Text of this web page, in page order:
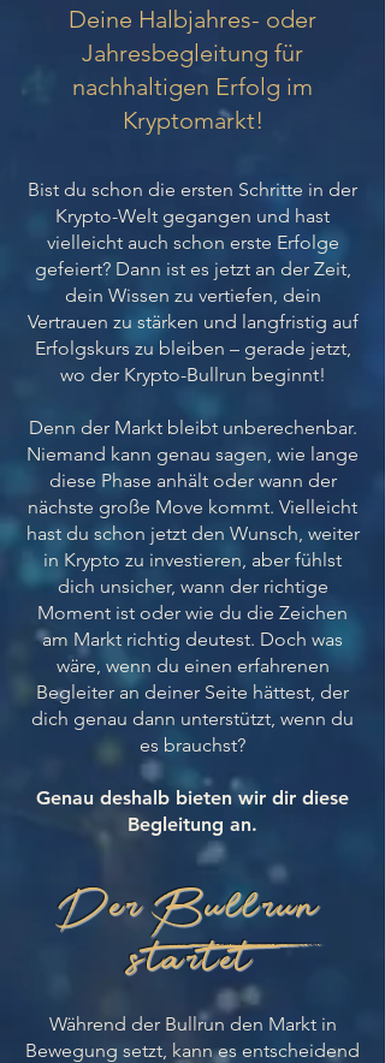
Deine Halbjahres- oder
Jahresbegleitung für
nachhaltigen Erfolg im
Kryptomarkt!
Bist du schon die ersten Schritte in der
Krypto-Welt gegangen und hast
vielleichtauch schon erste Erfolge
gefeiert? Dann ist es jetzt an der Zeit,
dein Wissen zu vertiefen, dein
Vertrauen zu stärken und langfristig auf
Erfolgskurs zu bleiben – gerade jetzt,
wo der Krypto-Bullrun beginnt!
Denn der Markt bleibt unberechenbar.
Niemand kann genau sagen, wie lange
diese Phase anhält oder wann der
nächste große Move kommt. Vielleicht
hast du schon jetzt den Wunsch, weiter
in Krypto zu investieren, aber fühlst
dich unsicher, wann der richtige
Moment ist oder wie du die Zeichen
am Markt richtig deutest. Doch was
wäre, wenn du einen erfahrenen
Begleiter an deiner Seite hättest, der
dich genau dann unterstützt, wenn du
es brauchst?
Genau deshalb bieten wir dir diese
Begleitung an.
Der Bullrun
startet
Während der Bullrun den Markt in
Bewegung setzt, kann es entscheidend